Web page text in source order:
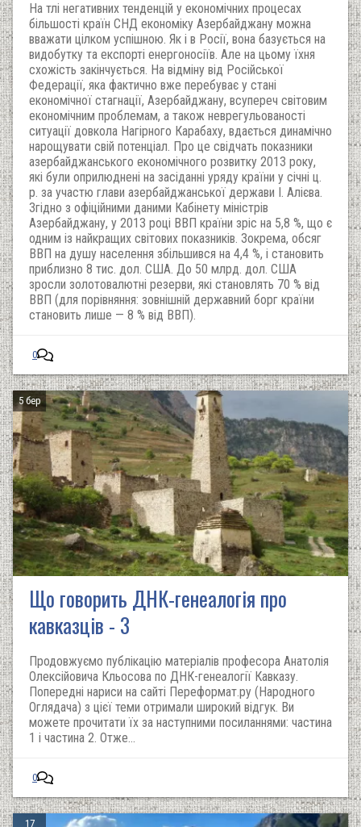
На тлі негативних тенденцій у економічних процесах
більшості країн СНД економіку Азербайджану можна
вважати цілком успішною. Як і в Росії, вона базується на
видобутку та експорті енергоносіїв. Але на цьому їхня
схожість закінчується. На відміну від Російської
Федерації, яка фактично вже перебуває у стані
економічної стагнації, Азербайджану, всупереч світовим
економічним проблемам, а також неврегульованості
ситуації довкола Нагірного Карабаху, вдається динамічно
нарощувати свій потенціал. Про це свідчать показники
азербайджанського економічного розвитку 2013 року,
які були оприлюднені на засіданні уряду країни у січні ц.
р. за участю глави азербайджанської держави І. Алієва.
Згідно з офіційними даними Кабінету міністрів
Азербайджану, у 2013 році ВВП країни зріс на 5,8 %, що є
одним із найкращих світових показників. Зокрема, обсяг
ВВП на душу населення збільшився на 4,4 %, і становить
приблизно 8 тис. дол. США. До 50 млрд. дол. США
зросли золотовалютні резерви, які становлять 70 % від
ВВП (для порівняння: зовнішній державний борг країни
становить лише — 8 % від ВВП).
0
5 бер
Що говорить ДНК-генеалогія про
кавказців - 3
Продовжуємо публікацію матеріалів професора Анатолія
Олексійовича Кльосова по ДНК-генеалогії Кавказу.
Попередні нариси на сайті Переформат.ру (Народного
Оглядача) з цієї теми отримали широкий відгук. Ви
можете прочитати їх за наступними посиланнями: частина
1 і частина 2. Отже...
0
17